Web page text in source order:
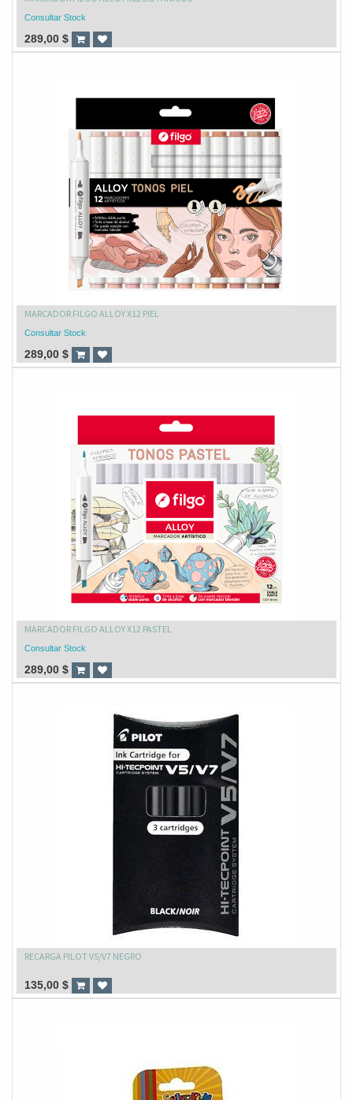
Consultar Stock
289,00 $
MARCADOR FILGO ALLOY X12 PIEL
Consultar Stock
289,00 $
MARCADOR FILGO ALLOY X12 PASTEL
Consultar Stock
289,00 $
RECARGA PILOT V5/V7 NEGRO
135,00 $